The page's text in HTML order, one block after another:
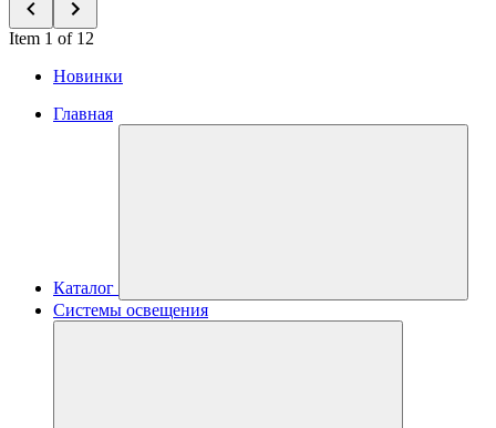
Item 1 of 12
Новинки
Главная
Каталог
Системы освещения